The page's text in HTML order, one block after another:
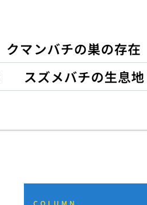
クマンバチの巣の存在
スズメバチの生息地
COLUMN